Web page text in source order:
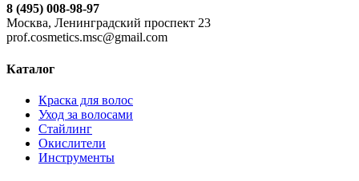
8 (495) 008-98-97
Москва, Ленинградский проспект 23
prof.cosmetics.msc@gmail.com
Каталог
Краска для волос
Уход за волосами
Стайлинг
Окислители
Инструменты